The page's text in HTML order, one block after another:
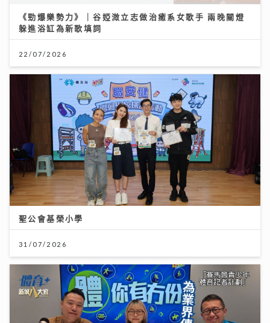
《勁爆樂勢力》｜谷婭溦立志做治癒系女歌手 兩晚關燈
躲進浴缸為新歌填詞
22/07/2026
聖公會基榮小學
31/07/2026